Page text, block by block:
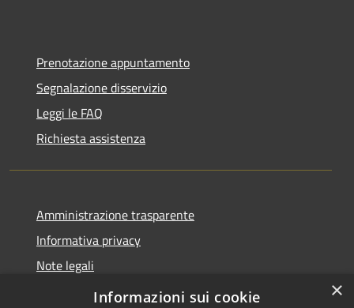
Prenotazione appuntamento
Segnalazione disservizio
Leggi le FAQ
Richiesta assistenza
Amministrazione trasparente
Informativa privacy
Note legali
Dichiarazione di accessibilità
×
Informazioni sui cookie